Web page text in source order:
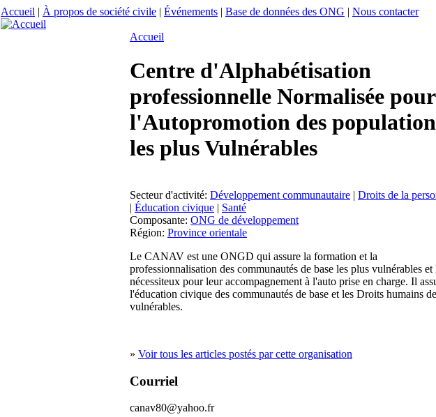
Accueil | À propos de société civile | Événements | Base de données des ONG | Nous contacter
Accueil
Centre d'Alphabétisation
professionnelle Normalisée pour
l'Autopromotion des
les plus Vulnérables
Secteur d'activité: Développement communautaire | Droits de la
| Éducation civique | Santé
Composante: ONG de développement
Région: Province orientale
Le CANAV est une ONGD qui assure la formation et la
professionnalisation des communautés de base les plus vulnérables et
nécessiteux pour leur accompagnement à l'auto prise en charge. Il
l'éducation civique des communautés de base et les Droits humains
vulnérables.
» Voir tous les articles postés par cette organisation
Courriel
canav80@yahoo.fr